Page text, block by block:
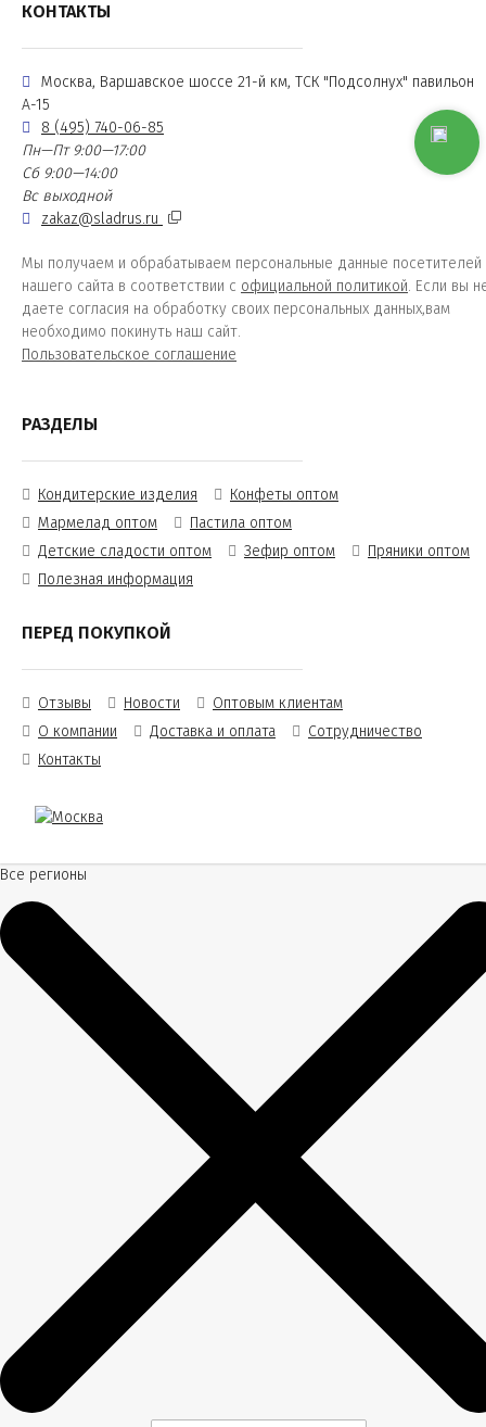
КОНТАКТЫ
Москва, Варшавское шоссе 21-й км, ТСК "Подсолнух" павильон
А-15
8 (495) 740-06-85
Пн—Пт 9:00—17:00
Сб 9:00—14:00
Вс выходной
zakaz@sladrus.ru
Мы получаем и обрабатываем персональные данные посетителей
нашего сайта в соответствии с официальной политикой. Если вы
даете согласия на обработку своих персональных данных,вам
необходимо покинуть наш сайт.
Пользовательское соглашение
РАЗДЕЛЫ
Кондитерские изделия
Конфеты оптом
Мармелад оптом
Пастила оптом
Детские сладости оптом
Зефир оптом
Пряники оптом
Полезная информация
ПЕРЕД ПОКУПКОЙ
Отзывы Новости
Оптовым клиентам
О компании
Доставка и оплата
Сотрудничество
Контакты
Все регионы